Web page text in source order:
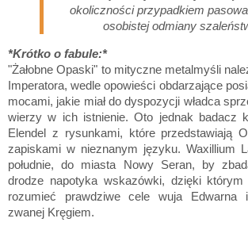
okoliczności przypadkiem
osobistej odmiany
*Krótko o fabule:*
"Żałobne Opaski" to mityczne metalmyśli
Imperatora, wedle opowieści obdarzające
mocami, jakie miał do dyspozycji władca
wierzy w ich istnienie. Oto jednak badacz
Elendel z rysunkami, które przedstawiają
zapiskami w nieznanym języku. Waxillium
południe, do miasta Nowy Seran, by
drodze napotyka wskazówki, dzięki
rozumieć prawdziwe cele wuja Edwarna
zwanej Kręgiem.